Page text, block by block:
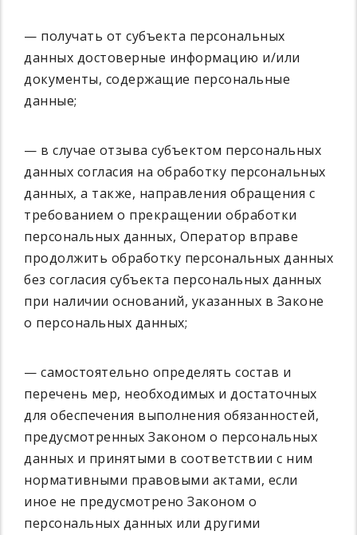
— получать от субъекта персональных
данных достоверные информацию и/или
документы, содержащие персональные
данные;
— в случае отзыва субъектом персональных
данных согласия на обработку персональных
данных, а также, направления обращения с
требованием о прекращении обработки
персональных данных, Оператор вправе
продолжить обработку персональных данных
без согласия субъекта персональных данных
при наличии оснований, указанных в Законе
о персональных данных;
— самостоятельно определять состав и
перечень мер, необходимых и достаточных
для обеспечения выполнения обязанностей,
предусмотренных Законом о персональных
данных и принятыми в соответствии с ним
нормативными правовыми актами, если
иное не предусмотрено Законом о
персональных данных или другими